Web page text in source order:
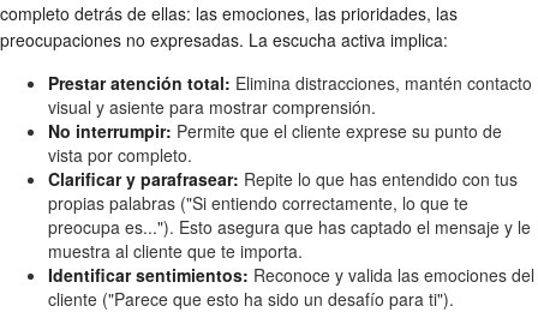
completo detrás de ellas: las emociones, las prioridades, las
preocupaciones no expresadas. La escucha activa implica:
Prestar atención total: Elimina distracciones, mantén contacto
visual y asiente para mostrar comprensión.
No interrumpir: Permite que el cliente exprese su punto de
vista por completo.
Clarificar y parafrasear: Repite lo que has entendido con tus
propias palabras ("Si entiendo correctamente, lo que te
preocupa es..."). Esto asegura que has captado el mensaje y le
muestra al cliente que te importa.
Identificar sentimientos: Reconoce y valida las emociones del
cliente ("Parece que esto ha sido un desafío para ti").